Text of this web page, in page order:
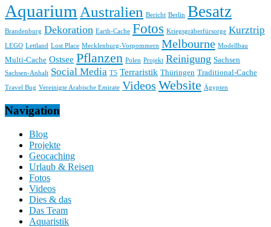
Aquarium Australien Bericht Berlin Besatz
Brandenburg Dekoration Earth-Cache Fotos Kriegsgräberfürsorge Kurztrip
LEGO Lettland Lost Place Mecklenburg-Vorpommern Melbourne Modellbau
Multi-Cache Ostsee Pflanzen Polen Projekt Reinigung Sachsen
Sachsen-Anhalt Social Media T5 Terraristik Thüringen Traditional-Cache
Travel Bug Vereinigte Arabische Emirate Videos Website Ägypten
Navigation
Blog
Projekte
Geocaching
Urlaub & Reisen
Fotos
Videos
Dies & das
Das Team
Aquaristik